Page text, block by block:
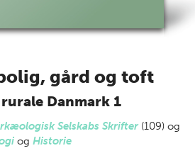
gård og toft
Danmark 1
Selskabs Skrifter (109) og
og Historie